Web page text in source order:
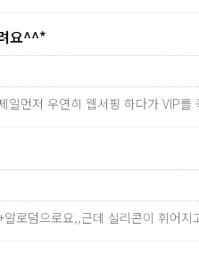
요^^*
먼저 우연히 웹서핑 하다가 VIP
로덤으로요,,근데 실리콘이 휘어